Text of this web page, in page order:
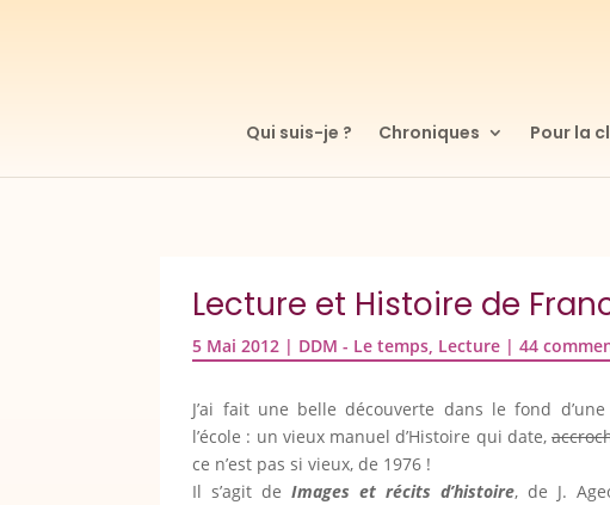
Qui suis-je ? Chroniques Pour la
Lecture et Histoire de
5 Mai 2012 | DDM - Le temps, Lecture |44
J’ai fait une belle découverte dans le fond
l’école : un vieux manuel d’Histoire qui date,
ce n’est pas si vieux, de 1976 !
Il s’agit deImages et récits d’histoire, de J.